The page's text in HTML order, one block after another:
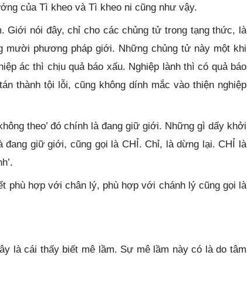
của Tì kheo và Tì kheo ni cũng như vậy.
nói đây, chỉ cho các chủng tử trong tạng thức, là
mười phương pháp giới. Những chủng tử này một khi
ác thì chịu quả báo xấu. Nghiệp lành thì có quả báo
thành tội lỗi, cũng không dính mắc vào thiện nghiệp
theo’ đó chính là đang giữ giới. Những gì dấy khởi
giữ giới, cũng gọi là CHỈ. Chỉ, là dừng lại. CHỈ là
phù hợp với chân lý, phù hợp với chánh lý cũng gọi là
là cái thấy biết mê lầm. Sự mê lầm này có là do tâm